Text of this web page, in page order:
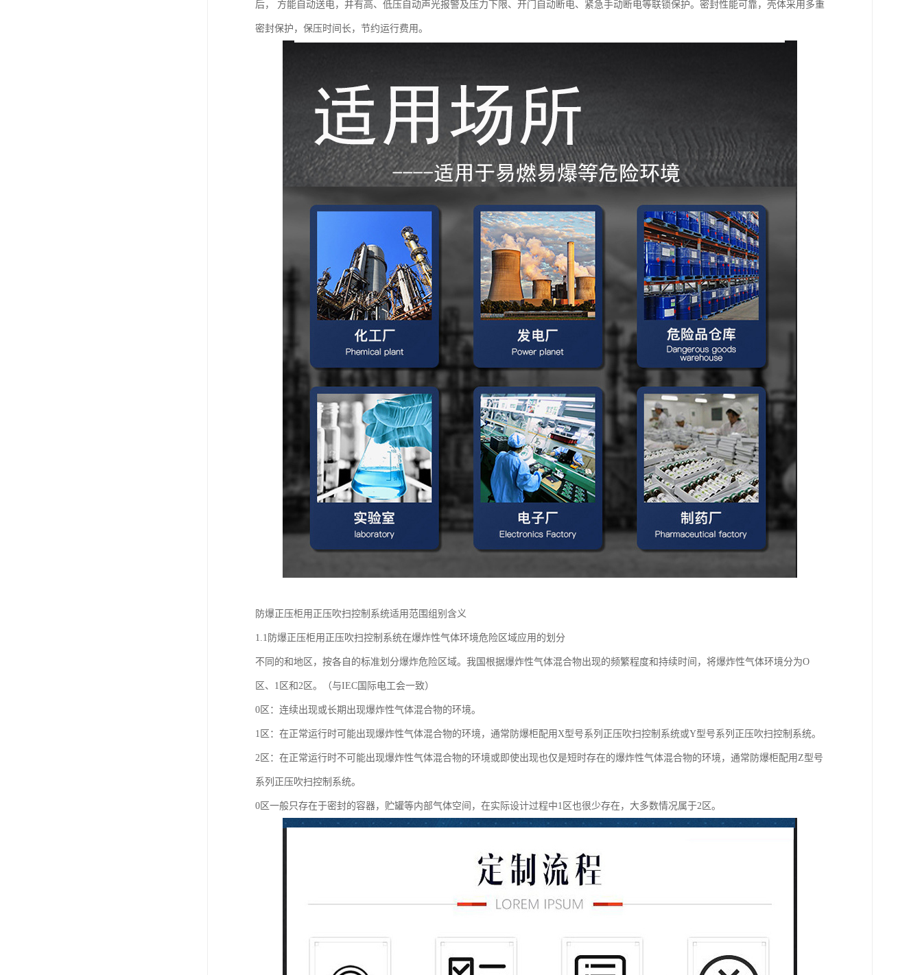
后， 方能自动送电，并有高、低压自动声光报警及压力下限、开门自动断电、紧急手动断电等联锁保护。密封性能可靠，壳体采用多重
密封保护，保压时间长，节约运行费用。
防爆正压柜用正压吹扫控制系统适用范围组别含义
1.1防爆正压柜用正压吹扫控制系统在爆炸性气体环境危险区域应用的划分
不同的和地区，按各自的标准划分爆炸危险区域。我国根据爆炸性气体混合物出现的频繁程度和持续时间，将爆炸性气体环境分为O
区、1区和2区。（与IEC国际电工会一致）
0区：连续出现或长期出现爆炸性气体混合物的环境。
1区：在正常运行时可能出现爆炸性气体混合物的环境，通常防爆柜配用X型号系列正压吹扫控制系统或Y型号系列正压吹扫控制系统。
2区：在正常运行时不可能出现爆炸性气体混合物的环境或即使出现也仅是短时存在的爆炸性气体混合物的环境，通常防爆柜配用Z型号
系列正压吹扫控制系统。
0区一般只存在于密封的容器，贮罐等内部气体空间，在实际设计过程中1区也很少存在，大多数情况属于2区。